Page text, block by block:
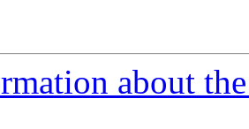
about